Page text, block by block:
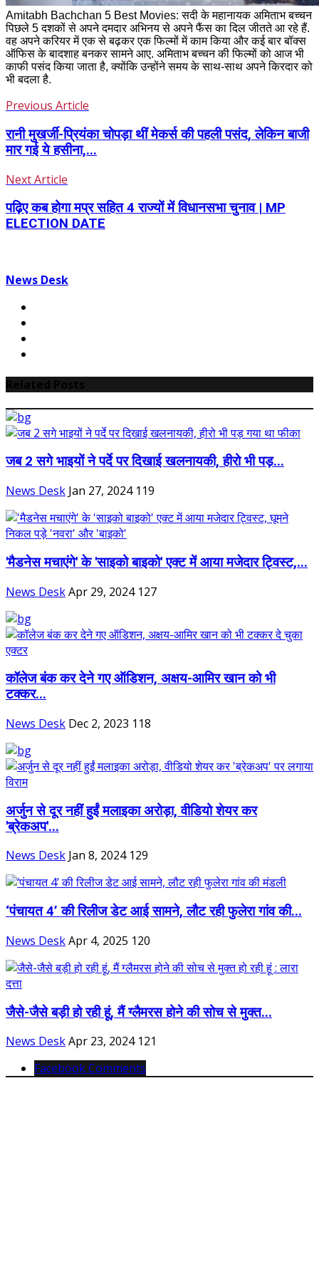
Amitabh Bachchan 5 Best Movies: सदी के महानायक अमिताभ बच्चन
पिछले 5 दशकों से अपने दमदार अभिनय से अपने फैंस का दिल जीतते आ रहे हैं.
वह अपने करियर में एक से बढ़कर एक फिल्मों में काम किया और कई बार बॉक्स
ऑफिस के बादशाह बनकर सामने आए. अमिताभ बच्चन की फिल्मों को आज भी
काफी पसंद किया जाता है, क्योंकि उन्होंने समय के साथ-साथ अपने किरदार को
भी बदला है.
Previous Article
रानी मुखर्जी-प्रियंका चोपड़ा थीं मेकर्स की पहली पसंद, लेकिन बाजी
मार गई ये हसीना,...
Next Article
पढ़िए कब होगा मप्र सहित 4 राज्यों में विधानसभा चुनाव | MP
ELECTION DATE
News Desk
जब 2 सगे भाइयों ने पर्दे पर दिखाई खलनायकी, हीरो भी पड़...
News Desk Jan 27, 2024 119
'मैडनेस मचाएंगे' के 'साइको बाइको' एक्ट में आया मजेदार ट्विस्ट,...
News DeskApr 29, 2024 127
कॉलेज बंक कर देने गए ऑडिशन, अक्षय-आमिर खान को भी
टक्कर...
News Desk Dec 2, 2023 118
अर्जुन से दूर नहीं हुईं मलाइका अरोड़ा, वीडियो शेयर कर
'ब्रेकअप'...
News Desk Jan 8, 2024 129
‘पंचायत 4’ की रिलीज डेट आई सामने, लौट रही फुलेरा गांव की...
News DeskApr 4, 2025 120
जैसे-जैसे बड़ी हो रही हूं, मैं ग्लैमरस होने की सोच से मुक्त...
News DeskApr 23, 2024 121
Facebook Comments